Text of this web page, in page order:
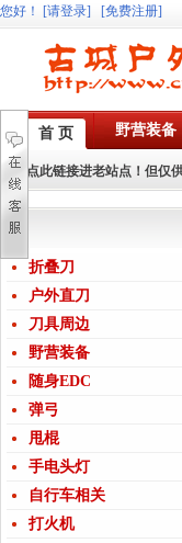
您好 ！ [请登录] [免费注册]
首 页 野营装备
点此链接进老站点！但仅
折叠刀
户外直刀
刀具周边
野营装备
随身EDC
弹弓
甩棍
手电头灯
自行车相关
打火机